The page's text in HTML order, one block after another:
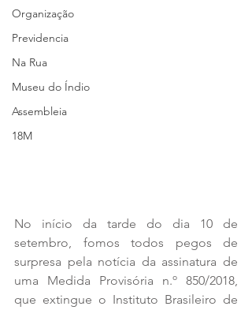
Organização
Previdencia
Na Rua
Museu do Índio
Assembleia
18M
No início da tarde do dia 10 de
setembro, fomos todos pegos de
surpresa pela notícia da assinatura de
uma Medida Provisória n.º 850/2018,
que extingue o Instituto Brasileiro de